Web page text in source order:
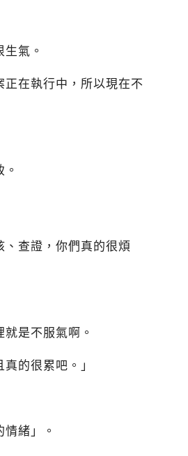
氣。
在執行中，所以現在不
查證，你們真的很煩
是不服氣啊。
的很累吧。」
緒」。